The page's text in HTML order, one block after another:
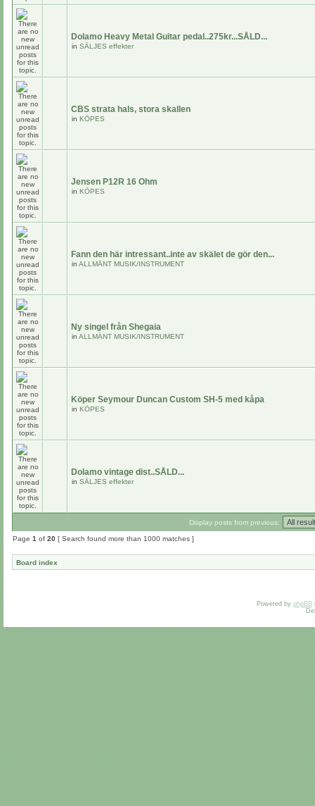
Dolamo Heavy Metal Guitar pedal..275kr...SÅLD...
in SÄLJES effekter
CBS strata hals, stora skallen
in KÖPES
Jensen P12R 16 Ohm
in KÖPES
Fann den här intressant..inte av skälet de gör den...
in ALLMÄNT MUSIK/INSTRUMENT
Ny singel från Shegaia
in ALLMÄNT MUSIK/INSTRUMENT
Köper Seymour Duncan Custom SH-5 med kåpa
in KÖPES
Dolamo vintage dist..SÅLD...
in SÄLJES effekter
Display posts from previous:
Page 1 of 20 [ Search found more than 1000 matches ]
Board index
Powered by phpBB